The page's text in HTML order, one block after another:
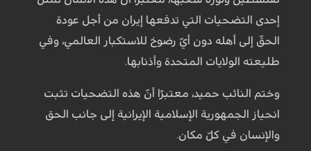
إحدى التضحيات التي تدفعها إيران من أجل عودة
الحقّ إلى أهله دون أيّ رضوخ للاستكبار العالمي، وفي
طليعته الولايات المتحدة وأذنابها.
وختم النائب حميد، معتبرًا أنّ هذه التضحيات تثبت
انحياز الجمهورية الإسلامية الإيرانية إلى جانب الحق
والإنسان في كلّ مكان.